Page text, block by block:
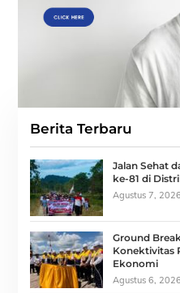
Berita Terbaru
Jalan Sehat
ke-81 di
Agustus 7, 2026
Ground
Konektivitas
Ekonomi
Agustus 6, 2026